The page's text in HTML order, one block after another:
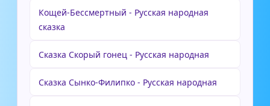
Кощей-Бессмертный - Русская народная
сказка
Сказка Скорый гонец - Русская народная
Сказка Сынко-Филипко - Русская народная